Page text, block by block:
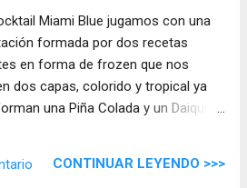
Miami Blue jugamos con una
formada por dos recetas
en forma de frozen que nos
dos capas, colorido y tropical ya
una Piña Colada y un Daiquiri
CONTINUAR LEYENDO >>>